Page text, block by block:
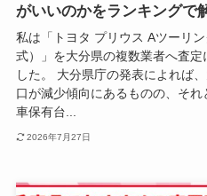
がいいのかをランキングで
私は「トヨタ プリウス Aツーリ
式）」を大分県の複数業者へ査
した。 大分県庁の発表によれば
口が減少傾向にあるものの、そ
車保有台...
2026年7月27日